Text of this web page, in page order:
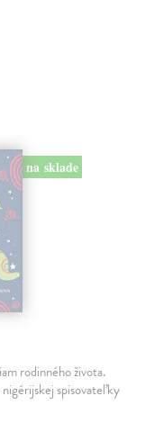
na sklade
rodinného života.
spisovateľky